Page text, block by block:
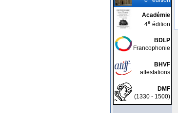
Académie
4e édition
BDLP
Francophonie
BHVF
attestations
DMF
(1330 - 1500)